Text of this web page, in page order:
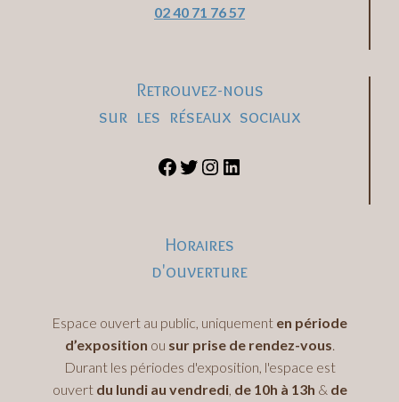
02 40 71 76 57
Retrouvez-nous
sur les réseaux sociaux
Horaires
d'ouverture
Espace ouvert au public, uniquement en période
d’exposition ou sur prise de rendez-vous.
Durant les périodes d'exposition, l'espace est
ouvert du lundi au vendredi, de 10h à 13h & de